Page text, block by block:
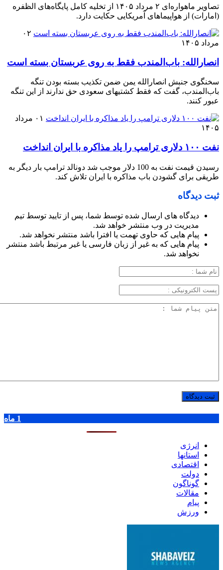
تصاویر ماهواره‌ای ۲ مرداد ۱۴۰۵ از تخلیه کامل پایگاه‌های الظفره
(امارات) از هواپیماهای آمریکایی حکایت دارد.
۰۲
مرداد ۱۴۰۵
انصارالله: باب‌المندب فقط به روی عربستان بسته است
سخنگوی جنبش انصارالله یمن ضمن تکذیب بسته بودن تنگه
باب‌المندب، گفت که فقط کشتیهای سعودی حق ندارند از این تنگه
عبور کنند.
۰۱ مرداد
۱۴۰۵
نفت ۱۰۰ دلاری ترامپ را یاد مذاکره با ایران انداخت
رسیدن قیمت نفت به 100 دلار موجب شد دونالد ترامپ بار دیگر به
طریقی برای گشودن باب مذاکره با ایران تلاش کند.
ثبت دیدگاه
دیدگاه های ارسال شده توسط شما، پس از تایید توسط تیم
مدیریت در وب منتشر خواهد شد.
پیام هایی که حاوی تهمت یا افترا باشد منتشر نخواهد شد.
پیام هایی که به غیر از زبان فارسی یا غیر مرتبط باشد منتشر
نخواهد شد.
1 ماه
انرژی
استانها
اقتصادی
دولت
گوناگون
مقالات
پیام
ورزش